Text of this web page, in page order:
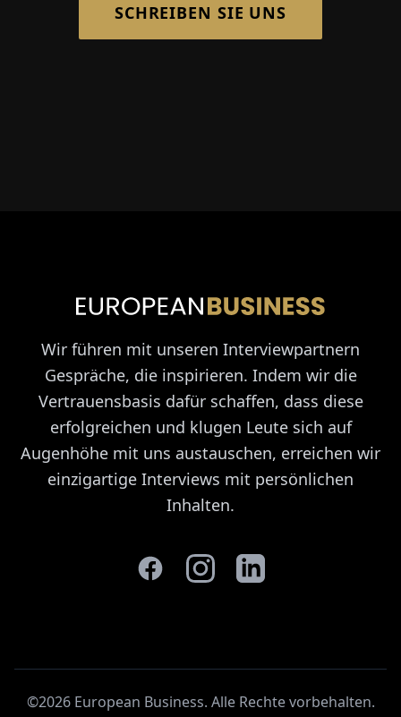
SCHREIBEN SIE UNS
Wir führen mit unseren Interviewpartnern
Gespräche, die inspirieren. Indem wir die
Vertrauensbasis dafür schaffen, dass diese
erfolgreichen und klugen Leute sich auf
Augenhöhe mit uns austauschen, erreichen wir
einzigartige Interviews mit persönlichen
Inhalten.
©2026 European Business. Alle Rechte vorbehalten.